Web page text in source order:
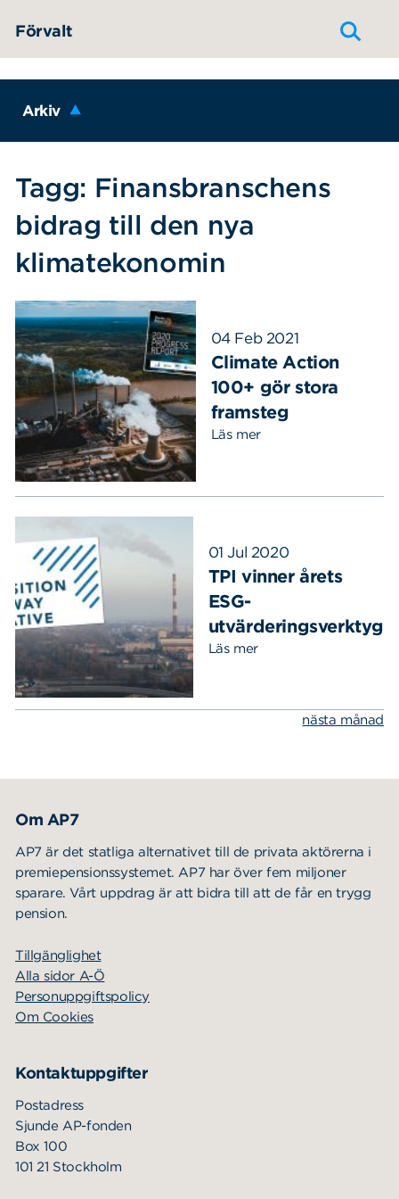
Förvalt
Arkiv
Tagg: Finansbranschens
bidrag till den nya
klimatekonomin
04 Feb 2021
Climate Action
100+ gör stora
framsteg
Läs mer
01 Jul 2020
TPI vinner årets
ESG-
utvärderingsverktyg
Läs mer
nästa månad
Om AP7
AP7 är det statliga alternativet till de privata aktörerna i
premiepensionssystemet. AP7 har över fem miljoner
sparare. Vårt uppdrag är att bidra till att de får en trygg
pension.
Tillgänglighet
Alla sidor A-Ö
Personuppgiftspolicy
Om Cookies
Kontaktuppgifter
Postadress
Sjunde AP-fonden
Box 100
101 21 Stockholm
Sök på sidan: Sök
efter: